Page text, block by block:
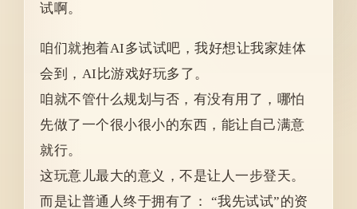
试啊。
咱们就抱着AI多试试吧，我好想让我家娃体
会到，AI比游戏好玩多了。
咱就不管什么规划与否，有没有用了，哪怕
先做了一个很小很小的东西，能让自己满意
就行。
这玩意儿最大的意义，不是让人一步登天。
而是让普通人终于拥有了： “我先试试”的资